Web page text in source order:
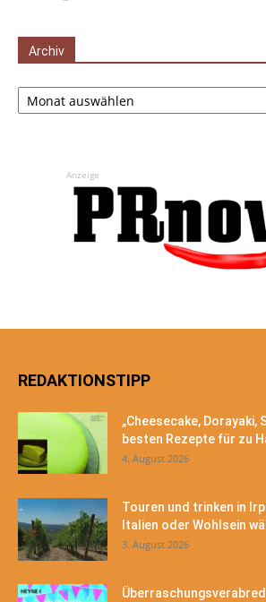
Archiv
Archiv
Anzeige
REDAKTIONSTIPP
„Cheesecake, Dorayaki,
besten Rezepte für zu
4. August 2026
Touren und trinken in
Italien oder Wohlsein
3. August 2026